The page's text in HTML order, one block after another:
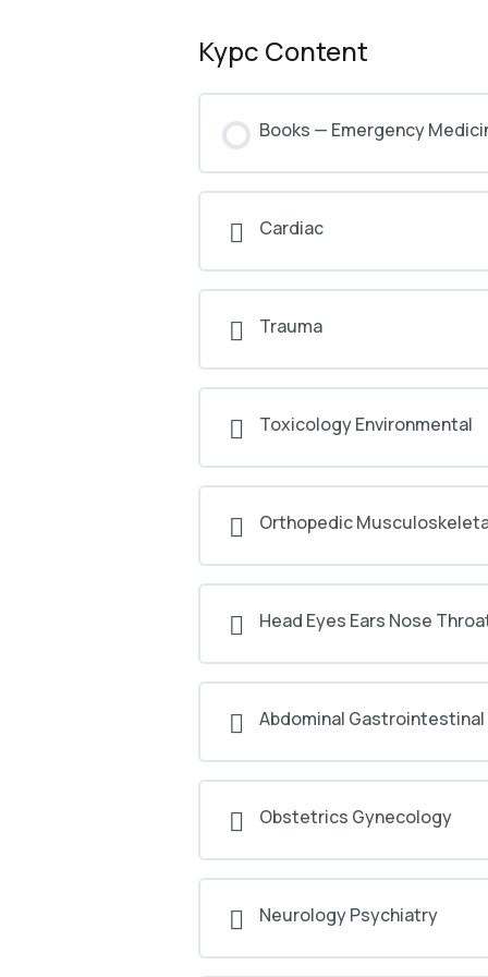
Курс Content
Books — Emergency
Cardiac
Trauma
Toxicology Environmental
Orthopedic
Head Eyes Ears Nose
Abdominal Gastrointestinal
Obstetrics Gynecology
Neurology Psychiatry